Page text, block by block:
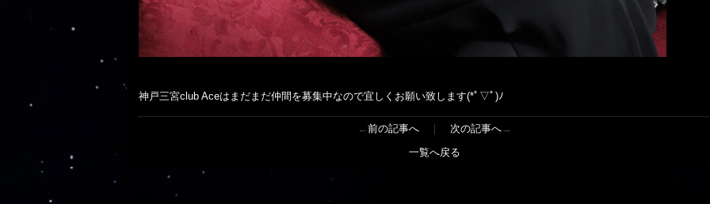
神戸三宮club Aceはまだまだ仲間を募集中なので宜しくお願い致します(*ﾟ▽ﾟ)ﾉ
← 前の記事へ｜ 次の記事へ→
一覧へ戻る